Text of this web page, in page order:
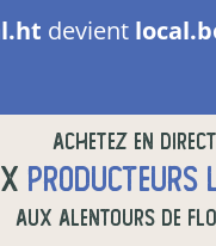
devient
Achetez en direct
producteurs
aux alentours de